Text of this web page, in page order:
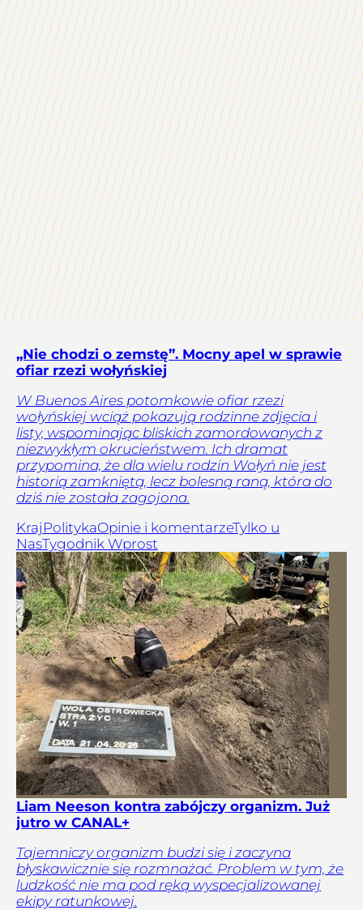
„Nie chodzi o zemstę”. Mocny apel w sprawie
ofiar rzezi wołyńskiej
W Buenos Aires potomkowie ofiar rzezi
wołyńskiej wciąż pokazują rodzinne zdjęcia i
listy, wspominając bliskich zamordowanych z
niezwykłym okrucieństwem. Ich dramat
przypomina, że dla wielu rodzin Wołyń nie jest
historią zamkniętą, lecz bolesną raną, która do
dziś nie została zagojona.
Kraj PolitykaOpinie i komentarzeTylko u
NasTygodnik Wprost
Liam Neeson kontra zabójczy organizm. Już
jutro w CANAL+
Tajemniczy organizm budzi się i zaczyna
błyskawicznie się rozmnażać. Problem w tym, że
ludzkość nie ma pod ręką wyspecjalizowanej
ekipy ratunkowej.